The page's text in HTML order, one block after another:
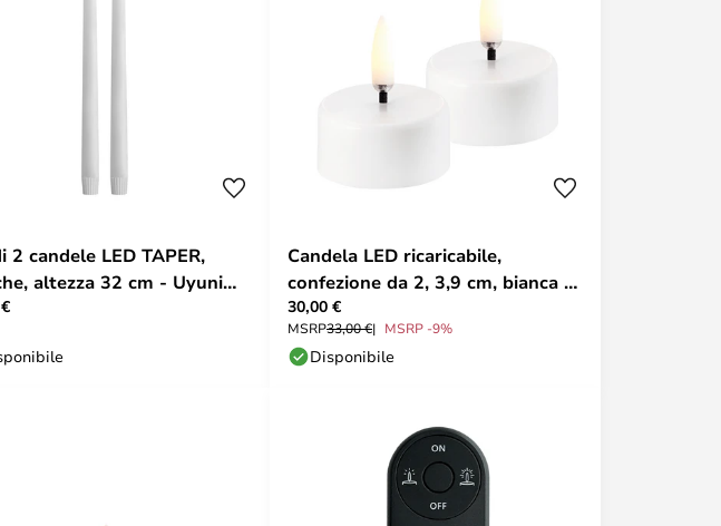
2 candele LED TAPER,
altezza 32 cm - Uyuni
Candela LED ricaricabile,
confezione da 2, 3,9 cm, bianca -
Uyuni Lighting
30,00 €
MSRP33,00 € MSRP -9%
Disponibile